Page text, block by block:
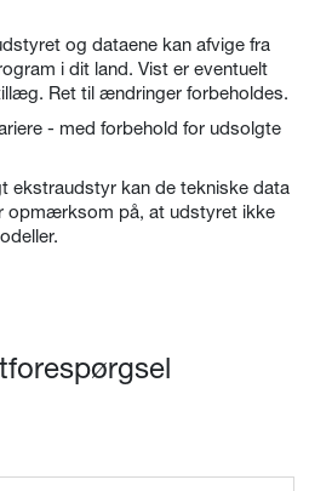
og dataene kan afvige fra
i dit land. Vist er eventuelt
Ret til ændringer forbeholdes.
- med forbehold for udsolgte
ekstraudstyr kan de tekniske data
opmærksom på, at udstyret ikke